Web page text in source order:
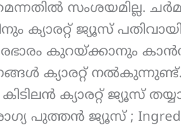
സംശയമില്ല.
ക്യാരറ്റ് ജ്യൂസ്
കുറയ്ക്കാനും
ക്യാരറ്റ്
ക്യാരറ്റ് ജ്യൂസ്
പുത്തൻ ജ്യൂസ് ;